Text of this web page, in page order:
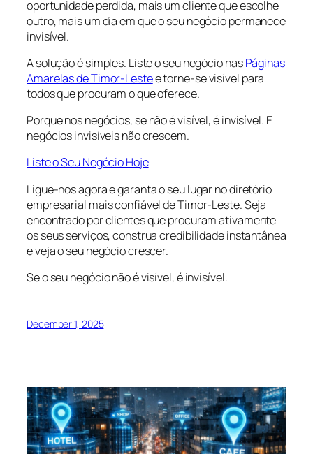
oportunidade perdida, mais um cliente que escolhe
outro, mais um dia em que o seu negócio permanece
invisível.
A solução é simples. Liste o seu negócio nasPáginas
Amarelas de Timor-Lestee torne-se visível para
todos que procuram o que oferece.
Porque nos negócios, se não é visível, é invisível. E
negócios invisíveis não crescem.
Liste o Seu Negócio Hoje
Ligue-nos agora e garanta o seu lugar no diretório
empresarial mais confiável de Timor-Leste. Seja
encontrado por clientes que procuram ativamente
os seus serviços, construa credibilidade instantânea
e veja o seu negócio crescer.
Se o seu negócio não é visível, é invisível.
December 1, 2025